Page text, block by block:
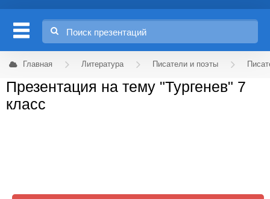
Главная Литература Писатели и поэты
Презентация на тему "Тургенев" 7
класс